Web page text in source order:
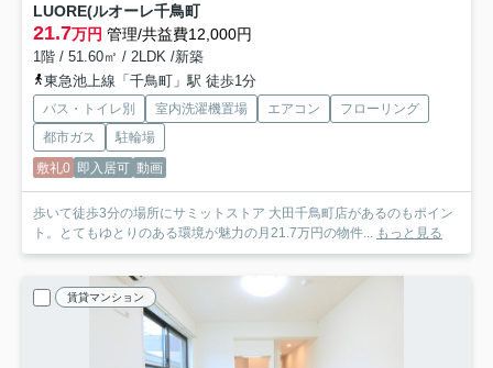
LUORE(ルオーレ千鳥町
21.7万円 管理/共益費12,000円
1階 / 51.60㎡ / 2LDK /新築
東急池上線「千鳥町」駅 徒歩1分
バス・トイレ別 室内洗濯機置場 エアコン
フローリング
都市ガス
駐輪場
敷礼0 即入居可 動画
歩いて徒歩3分の場所にサミットストア 大田千鳥町店があるのもポイン
ト。とてもゆとりのある環境が魅力の月21.7万円の物件...
もっと見る
賃貸マンション